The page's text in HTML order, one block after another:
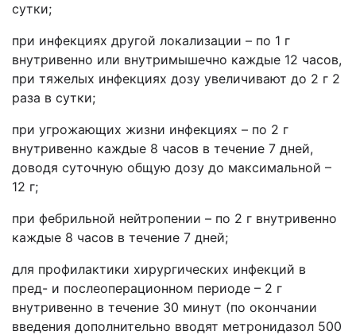
сутки;
при инфекциях другой локализации – по 1 г
внутривенно или внутримышечно каждые 12 часов,
при тяжелых инфекциях дозу увеличивают до 2 г 2
раза в сутки;
при угрожающих жизни инфекциях – по 2 г
внутривенно каждые 8 часов в течение 7 дней,
доводя суточную общую дозу до максимальной –
12 г;
при фебрильной нейтропении – по 2 г внутривенно
каждые 8 часов в течение 7 дней;
для профилактики хирургических инфекций в
пред- и послеоперационном периоде – 2 г
внутривенно в течение 30 минут (по окончании
введения дополнительно вводят метронидазол 500